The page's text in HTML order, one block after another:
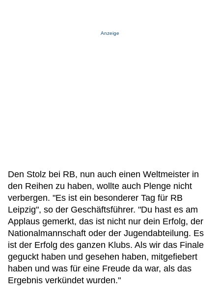
Anzeige
Den Stolz bei RB, nun auch einen Weltmeister in
den Reihen zu haben, wollte auch Plenge nicht
verbergen. "Es ist ein besonderer Tag für RB
Leipzig", so der Geschäftsführer. "Du hast es am
Applaus gemerkt, das ist nicht nur dein Erfolg, der
Nationalmannschaft oder der Jugendabteilung. Es
ist der Erfolg des ganzen Klubs. Als wir das Finale
geguckt haben und gesehen haben, mitgefiebert
haben und was für eine Freude da war, als das
Ergebnis verkündet wurden."